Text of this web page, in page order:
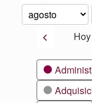
Mes
Día
Año
AnteriorHoy
Categorías